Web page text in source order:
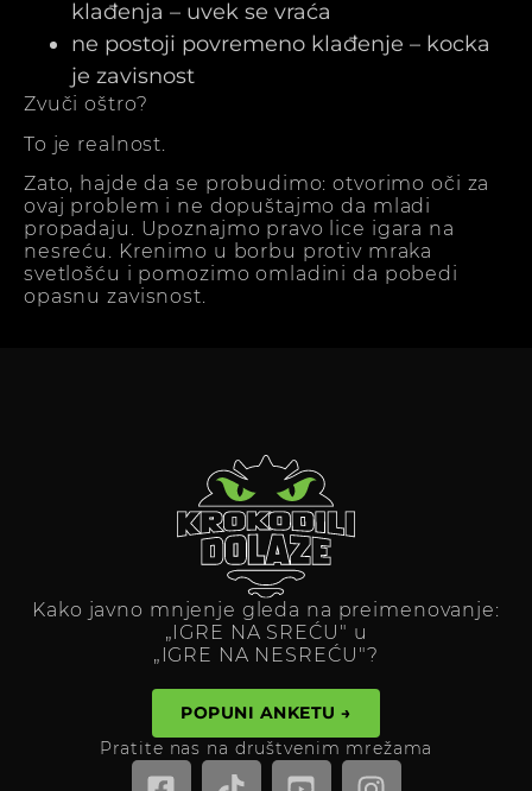
klađenja – uvek se vraća
ne postoji povremeno klađenje – kocka
je zavisnost
Zvuči oštro?
To je realnost.
Zato, hajde da se probudimo: otvorimo oči za
ovaj problem i ne dopuštajmo da mladi
propadaju. Upoznajmo pravo lice igara na
nesreću. Krenimo u borbu protiv mraka
svetlošću i pomozimo omladini da pobedi
opasnu zavisnost.
Kako javno mnjenje gleda na preimenovanje:
„IGRE NA SREĆU" u
„IGRE NA NESREĆU"?
POPUNI ANKETU →
Pratite nas na društvenim mrežama